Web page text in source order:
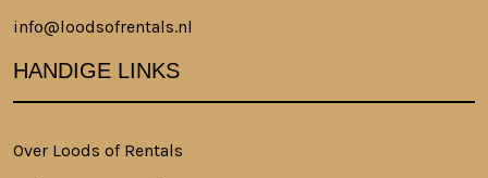
info@loodsofrentals.nl
HANDIGE LINKS
Over Loods of Rentals